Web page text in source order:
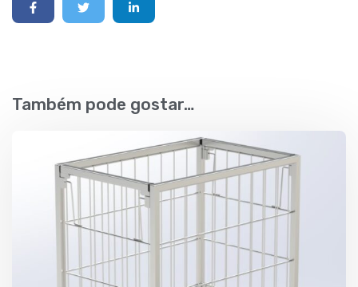
Também pode gostar…